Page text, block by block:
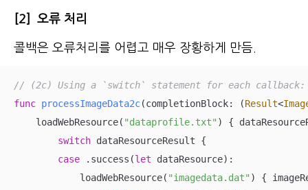
[2] 오류 처리
콜백은 오류처리를 어렵고 매우 장황하게 만듬.
// (2c) Using a `switch` statement for each callback:
func processImageData2c(completionBlock: (Result<
    loadWebResource(
"dataprofile.txt" ) {
switch dataResourceResult {
case .success(let dataResource):
            loadWebResource(
"imagedata.dat" ) {